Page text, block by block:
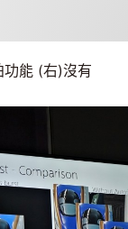
能 (右)沒有